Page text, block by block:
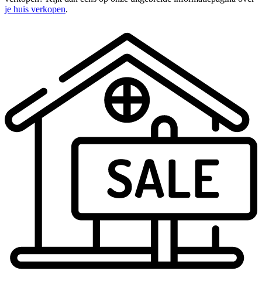
je huis verkopen.